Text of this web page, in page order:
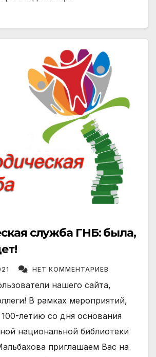
служба ГНБ: была,
НЕТ КОММЕНТАРИЕВ
нашего сайта,
В рамках мероприятий,
летию со дня основания
национальной библиотеки
приглашаем Вас на